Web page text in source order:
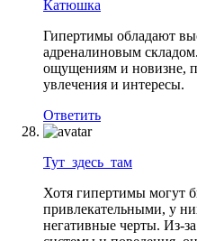
Катюшка
Гипертимы обладают
адреналиновым
ощущениям и новизне,
увлечения и интересы.
Ответить
Тут_здесь_там
Хотя гипертимы могут
привлекательными, у
негативные черты. Из-